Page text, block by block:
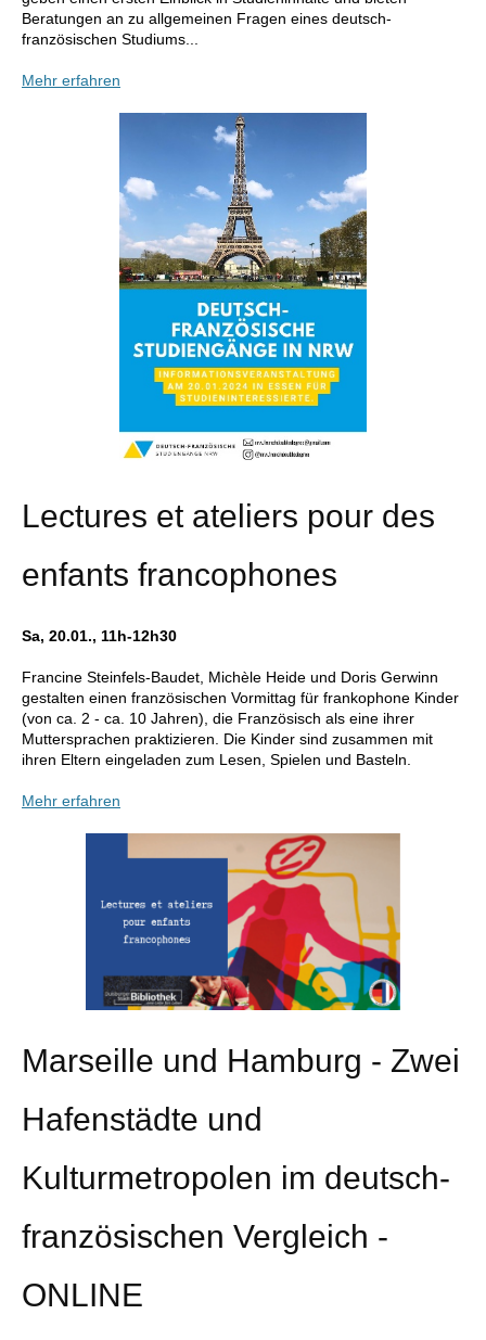
Beratungen an zu allgemeinen Fragen eines deutsch-
französischen Studiums...
Mehr erfahren
Lectures et ateliers pour des
enfants francophones
Sa, 20.01., 11h-12h30
Francine Steinfels-Baudet, Michèle Heide und Doris Gerwinn
gestalten einen französischen Vormittag für frankophone Kinder
(von ca. 2 - ca. 10 Jahren), die Französisch als eine ihrer
Muttersprachen praktizieren. Die Kinder sind zusammen mit
ihren Eltern eingeladen zum Lesen, Spielen und Basteln.
Mehr erfahren
Marseille und Hamburg - Zwei
Hafenstädte und
Kulturmetropolen im deutsch-
französischen Vergleich -
ONLINE